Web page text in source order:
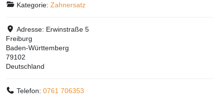
Kategorie:Zahnersatz
Adresse: Erwinstraße 5
Freiburg
Baden-Württemberg
79102
Deutschland
Telefon:0761 706353